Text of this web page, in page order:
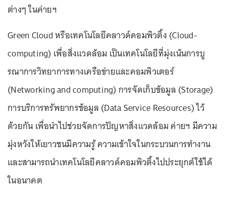
ต่างๆ ในค่ายฯ
Green Cloud หรือเทคโนโลยีคลาวด์คอมพิวติ้ง (Cloud-
computing) เพื่อสิ่งแวดล้อม เป็นเทคโนโลยีที่มุ่งเน้นการบู
รณาการวิทยาการทางเครือข่ายและคอมพิวเตอร์
(Networking and computing) การจัดเก็บข้อมูล (Storage)
การบริการทรัพยากรข้อมูล (Data Service Resources) ไว้
ด้วยกัน เพื่อนำไปช่วยจัดการปัญหาสิ่งแวดล้อม ค่ายฯ มีความ
มุ่งหวังให้เยาวชนมีความรู้ ความเข้าใจในกระบวนการทำงาน
และสามารถนำเทคโนโลยีคลาวด์คอมพิวติ้งไปประยุกต์ใช้ได้
ในอนาคต